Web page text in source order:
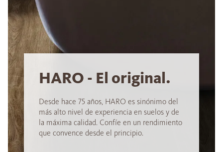
HARO - El original.
Desde hace 75 años, HARO es sinónimo del
más alto nivel de experiencia en suelos y de
la máxima calidad. Confíe en un rendimiento
que convence desde el principio.